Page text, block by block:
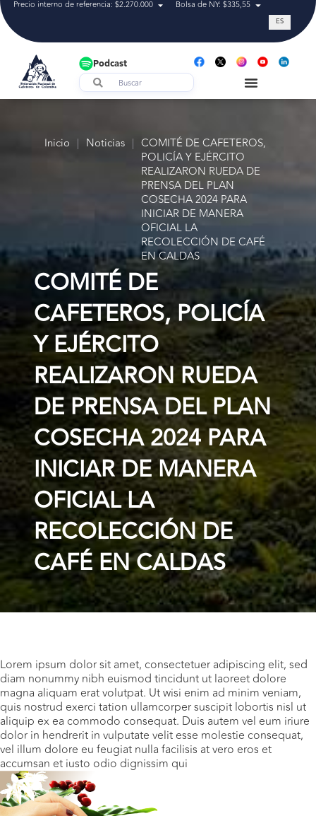
Precio interno de referencia: $2.270.000 Bolsa de NY: $335,55 Tasa de
ES
Podcast
Inicio | Noticias | COMITÉ DE CAFETEROS,
POLICÍA Y EJÉRCITO
REALIZARON RUEDA DE
PRENSA DEL PLAN
COSECHA 2024 PARA
INICIAR DE MANERA
OFICIAL LA
RECOLECCIÓN DE CAFÉ
EN CALDAS
COMITÉ DE
CAFETEROS, POLICÍA
Y EJÉRCITO
REALIZARON RUEDA
DE PRENSA DEL PLAN
COSECHA 2024 PARA
INICIAR DE MANERA
OFICIAL LA
RECOLECCIÓN DE
CAFÉ EN CALDAS
Lorem ipsum dolor sit amet, consectetuer adipiscing elit, sed
diam nonummy nibh euismod tincidunt ut laoreet dolore
magna aliquam erat volutpat. Ut wisi enim ad minim veniam,
quis nostrud exerci tation ullamcorper suscipit lobortis nisl ut
aliquip ex ea commodo consequat. Duis autem vel eum iriure
dolor in hendrerit in vulputate velit esse molestie consequat,
vel illum dolore eu feugiat nulla facilisis at vero eros et
accumsan et iusto odio dignissim qui